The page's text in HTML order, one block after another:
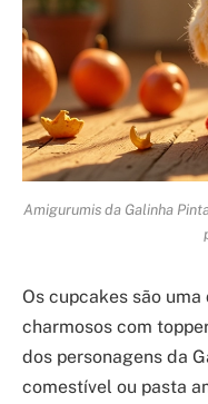
Amigurumis da Galinha
Os cupcakes são
charmosos com
dos personagens da
comestível ou pasta